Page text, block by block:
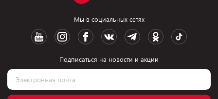
Мы в социальных сетях
Подписаться на новости и акции